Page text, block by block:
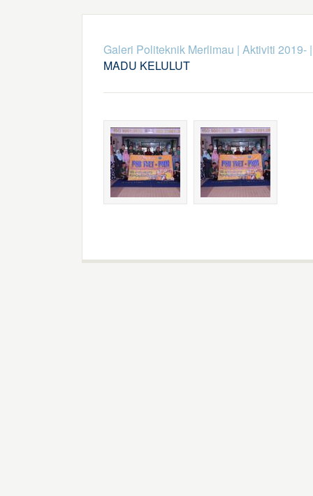
Galeri Politeknik Merlimau | Aktiviti 2019-
MADU KELULUT